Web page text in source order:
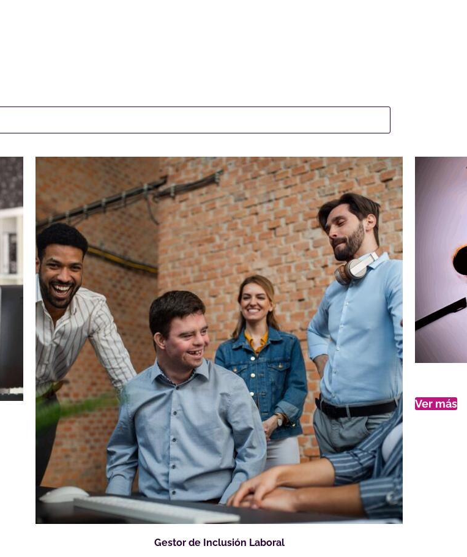
Gestor de Inclusión Laboral
Ver más